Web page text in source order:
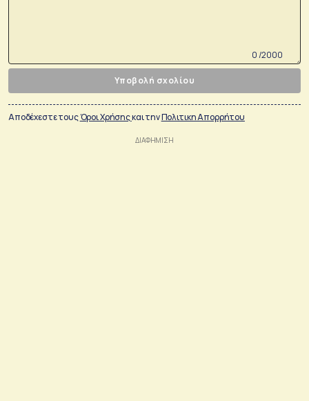
0 /2000
Υποβολή σχολίου
Αποδέχεστε τουςΌροι Χρήσηςκαι τηνΠολιτικη Απορρήτου